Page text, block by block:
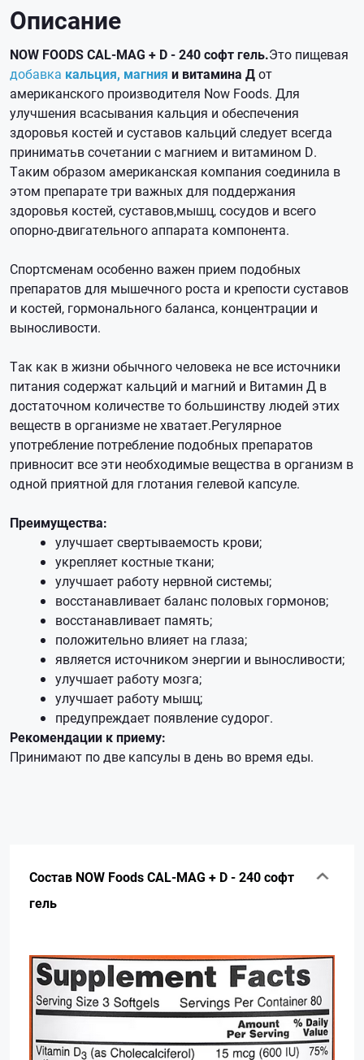
Описание
NOW FOODS CAL-MAG + D - 240 софт гель.Это пищевая
добавка кальция, магния и витамина Дот
американского производителя Now Foods. Для
улучшения всасывания кальция и обеспечения
здоровья костей и суставов кальций следует всегда
приниматьв сочетании с магнием и витамином D.
Таким образом американская компания соединила в
этом препарате три важных для поддержания
здоровья костей, суставов,мышц, сосудов и всего
опорно-двигательного аппарата компонента.
Спортсменам особенно важен прием подобных
препаратов для мышечного роста и крепости суставов
и костей, гормонального баланса, концентрации и
выносливости.
Так как в жизни обычного человека не все источники
питания содержат кальций и магний и Витамин Д в
достаточном количестве то большинству людей этих
веществ в организме не хватает.Регулярное
употребление потребление подобных препаратов
привносит все эти необходимые вещества в организм в
одной приятной для глотания гелевой капсуле.
Преимущества:
улучшает свертываемость крови;
укрепляет костные ткани;
улучшает работу нервной системы;
восстанавливает баланс половых гормонов;
восстанавливает память;
положительно влияет на глаза;
является источником энергии и выносливости;
улучшает работу мозга;
улучшает работу мышц;
предупреждает появление судорог.
Рекомендации к приему:
Принимают по две капсулы в день во время еды.
Состав NOW Foods CAL-MAG + D - 240 софт
гель